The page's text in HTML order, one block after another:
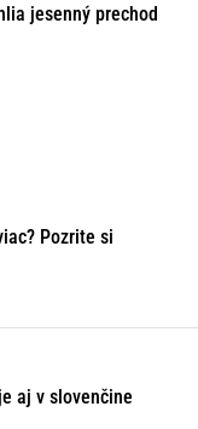
jesenný prechod
Pozrite si
aj v slovenčine